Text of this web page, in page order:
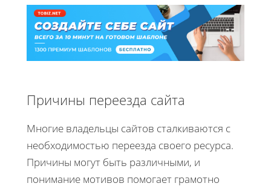
Причины переезда сайта
Многие владельцы сайтов сталкиваются с
необходимостью переезда своего ресурса.
Причины могут быть различными, и
понимание мотивов помогает грамотно